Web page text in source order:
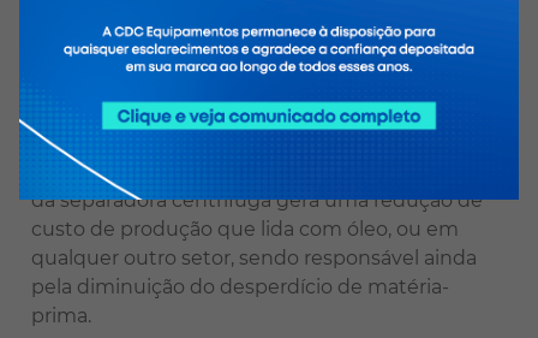
que são separados por sua densidade. Os líquidos
densos ficam na parte periférica do rotor, já os
com menos densidade se acumulam no lado
externo.
É importante ressaltar ainda que o uso adequado
da separadora centrífuga gera uma redução de
custo de produção que lida com óleo, ou em
qualquer outro setor, sendo responsável ainda
pela diminuição do desperdício de matéria-
prima.